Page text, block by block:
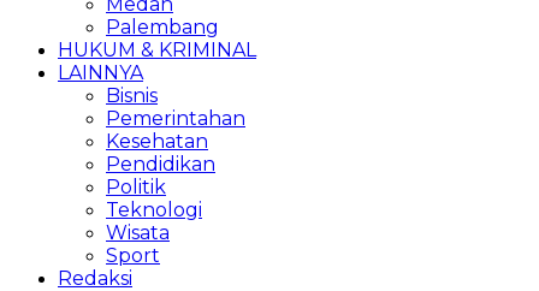
Palembang
HUKUM & KRIMINAL
LAINNYA
Bisnis
Pemerintahan
Kesehatan
Pendidikan
Politik
Teknologi
Wisata
Sport
Redaksi